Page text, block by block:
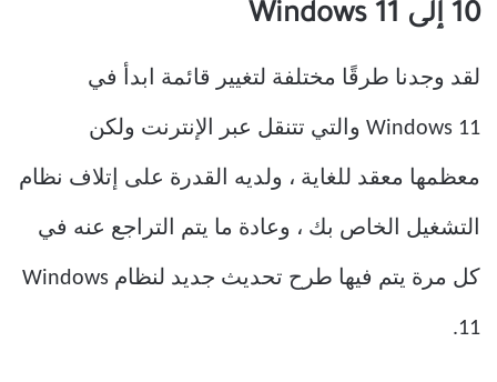
10 إلى Windows 11
لقد وجدنا طرقًا مختلفة لتغيير قائمة ابدأ في
Windows 11 والتي تتنقل عبر الإنترنت ولكن
معظمها معقد للغاية ، ولديه القدرة على إتلاف نظام
التشغيل الخاص بك ، وعادة ما يتم التراجع عنه في
كل مرة يتم فيها طرح تحديث جديد لنظام Windows
11.